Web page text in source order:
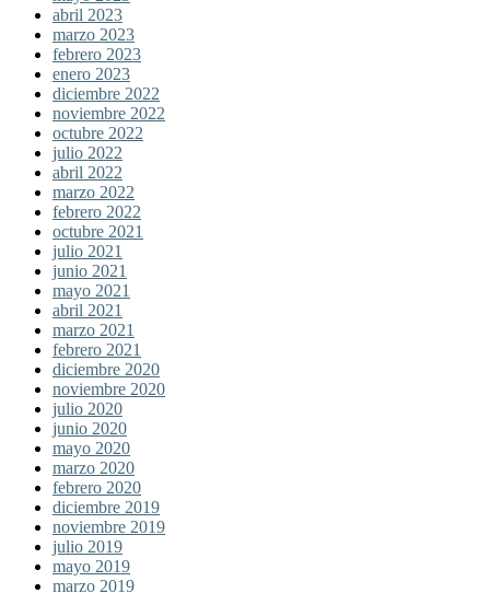
abril 2023
marzo 2023
febrero 2023
enero 2023
diciembre 2022
noviembre 2022
octubre 2022
julio 2022
abril 2022
marzo 2022
febrero 2022
octubre 2021
julio 2021
junio 2021
mayo 2021
abril 2021
marzo 2021
febrero 2021
diciembre 2020
noviembre 2020
julio 2020
junio 2020
mayo 2020
marzo 2020
febrero 2020
diciembre 2019
noviembre 2019
julio 2019
mayo 2019
marzo 2019